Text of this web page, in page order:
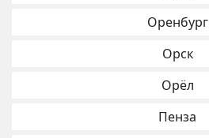
Оренбург
Орск
Орёл
Пенза